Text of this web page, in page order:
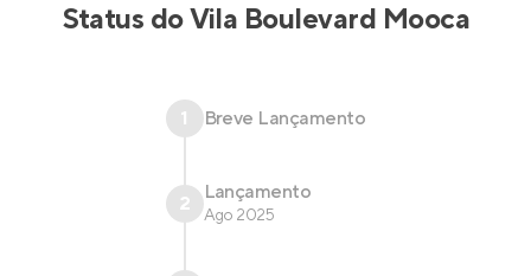
Status doVila Boulevard Mooca
1 Breve Lançamento
2 Lançamento
Ago 2025